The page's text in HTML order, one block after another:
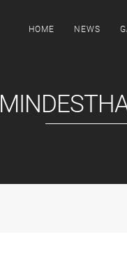
HOME NEWS